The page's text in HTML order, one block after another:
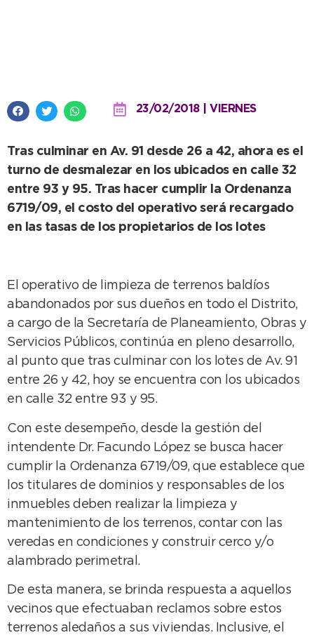
23/02/2018 | VIERNES
Tras culminar en Av. 91 desde 26 a 42, ahora es el
turno de desmalezar en los ubicados en calle 32
entre 93 y 95. Tras hacer cumplir la Ordenanza
6719/09, el costo del operativo será recargado
en las tasas de los propietarios de los lotes
El operativo de limpieza de terrenos baldíos
abandonados por sus dueños en todo el Distrito,
a cargo de la Secretaría de Planeamiento, Obras y
Servicios Públicos, continúa en pleno desarrollo,
al punto que tras culminar con los lotes de Av. 91
entre 26 y 42, hoy se encuentra con los ubicados
en calle 32 entre 93 y 95.
Con este desempeño, desde la gestión del
intendente Dr. Facundo López se busca hacer
cumplir la Ordenanza 6719/09, que establece que
los titulares de dominios y responsables de los
inmuebles deben realizar la limpieza y
mantenimiento de los terrenos, contar con las
veredas en condiciones y construir cerco y/o
alambrado perimetral.
De esta manera, se brinda respuesta a aquellos
vecinos que efectuaban reclamos sobre estos
terrenos aledaños a sus viviendas. Inclusive, el